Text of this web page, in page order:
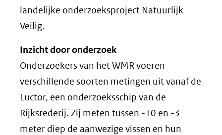
venster)
landelijke onderzoeksproject Natuurlijk
Veilig.
Inzicht door onderzoek
Onderzoekers van het WMR voeren
verschillende soorten metingen uit vanaf de
Luctor, een onderzoeksschip van de
Rijksrederij. Zij meten tussen -10 en -3
meter diep de aanwezige vissen en hun